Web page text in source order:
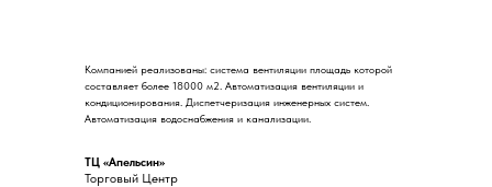
ТЦ «Апельсин»
Торговый Центр
Компанией реализованы: система вентиляции площадь которой
составляет более 18000 м2. Автоматизация вентиляции и
кондиционирования. Диспетчеризация инженерных систем.
Автоматизация водоснабжения и канализации.